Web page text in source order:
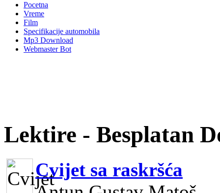
Pocetna
Vreme
Film
Specifikacije automobila
Mp3 Download
Webmaster Bot
Lektire - Besplatan
Cvijet sa raskršća